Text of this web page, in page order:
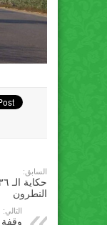
السابق:
النطرون
التالي: